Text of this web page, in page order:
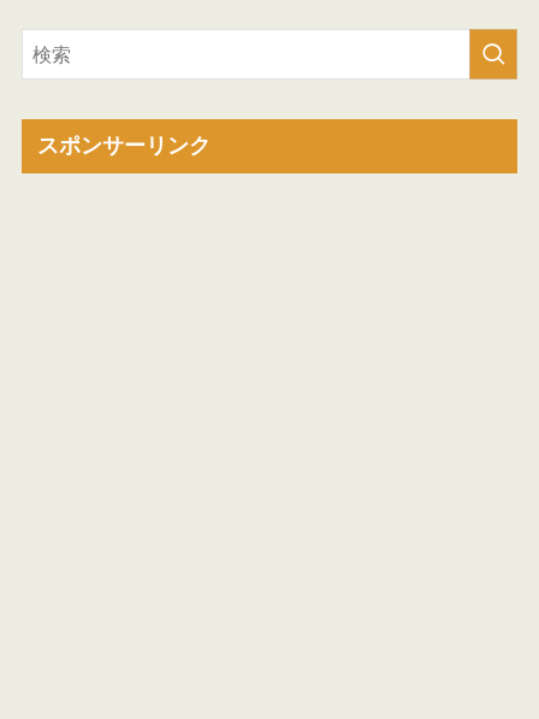
スポンサーリンク